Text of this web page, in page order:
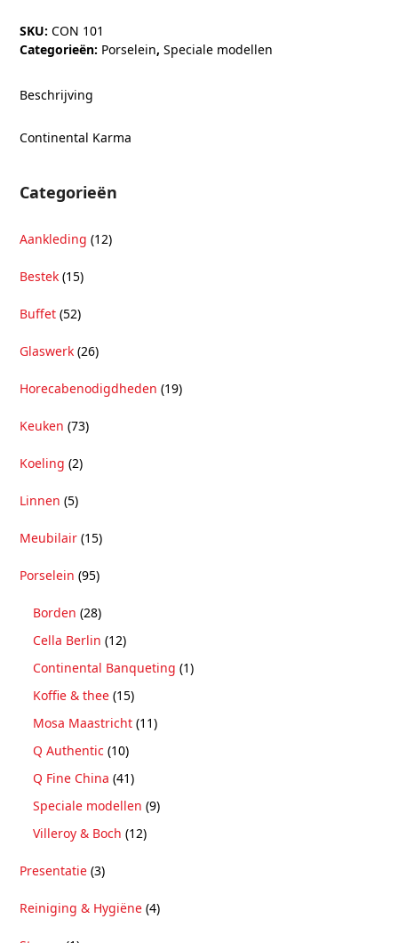
SKU:CON 101
Categorieën: Porselein,Speciale modellen
Beschrijving
Continental Karma
Categorieën
Aankleding (12)
Bestek (15)
Buffet (52)
Glaswerk (26)
Horecabenodigdheden (19)
Keuken (73)
Koeling (2)
Linnen (5)
Meubilair (15)
Porselein (95)
Borden (28)
Cella Berlin (12)
Continental Banqueting (1)
Koffie & thee (15)
Mosa Maastricht (11)
Q Authentic (10)
Q Fine China (41)
Speciale modellen (9)
Villeroy & Boch (12)
Presentatie (3)
Reiniging & Hygiëne (4)